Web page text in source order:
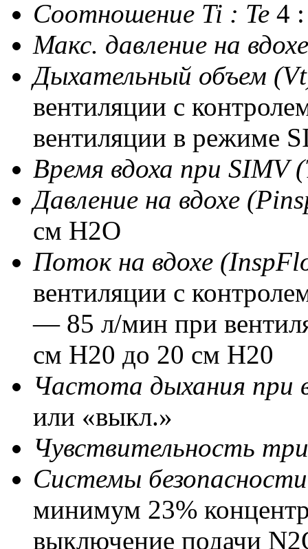
Соотношение Ti : Te 4
Макс. давление на
Дыхательный объем
вентиляции с
вентиляции в режиме
Время вдоха при SIMV
Давление на вдохе
см H2O
Поток на вдохе
вентиляции с
— 85 л/мин при
см Н20 до 20 см Н20
Частота дыхания при
или «выкл.»
Чувствительность
Системы
минимум 23%
выключение подачи